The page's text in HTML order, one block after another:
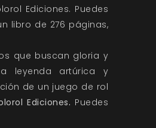
Ediciones. Puedes
libro de 276 páginas,
que buscan gloria y
leyenda artúrica y
de un juego de rol
Ediciones. Puedes